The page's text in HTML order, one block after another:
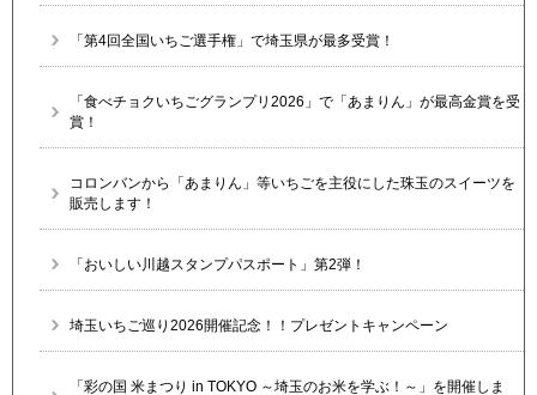
「第4回全国いちご選手権」で埼玉県が最多受賞！
「食べチョクいちごグランプリ2026」で「あまりん」が最高金賞を受
賞！
コロンバンから「あまりん」等いちごを主役にした珠玉のスイーツを
販売します！
「おいしい川越スタンプパスポート」第2弾！
埼玉いちご巡り2026開催記念！！プレゼントキャンペーン
「彩の国 米まつり in TOKYO ～埼玉のお米を学ぶ！～」を開催しま